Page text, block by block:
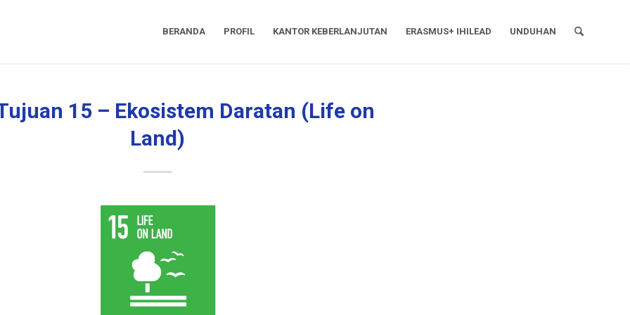
BERANDA PROFIL KANTOR KEBERLANJUTAN ERASMUS+ IHILEAD UNDUHAN
15 – Ekosistem Daratan (Life on
Land)